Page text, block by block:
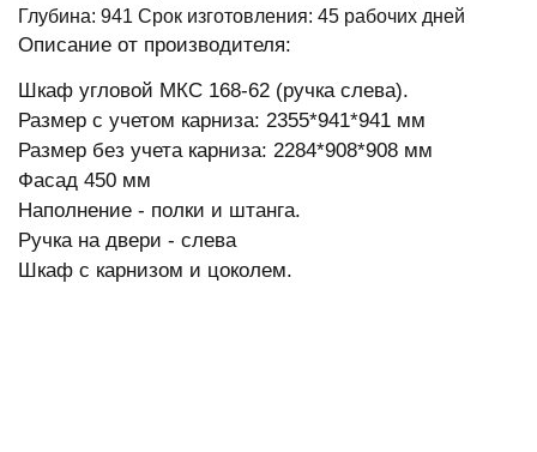
Глубина: 941 Срок изготовления: 45 рабочих дней
Описание от производителя:
Шкаф угловой МКС 168-62 (ручка слева).
Размер с учетом карниза: 2355*941*941 мм
Размер без учета карниза: 2284*908*908 мм
Фасад 450 мм
Наполнение - полки и штанга.
Ручка на двери - слева
Шкаф с карнизом и цоколем.